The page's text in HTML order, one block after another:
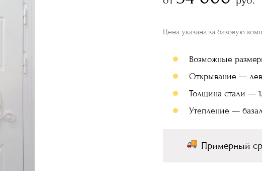
Цена указана за базовую
Возможные
Открывание —
Толщина стали —
Утепление —
Примерный